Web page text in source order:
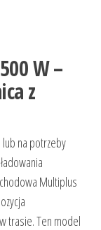
W –
z
lub na potrzeby
Multiplus
trasie. Ten model